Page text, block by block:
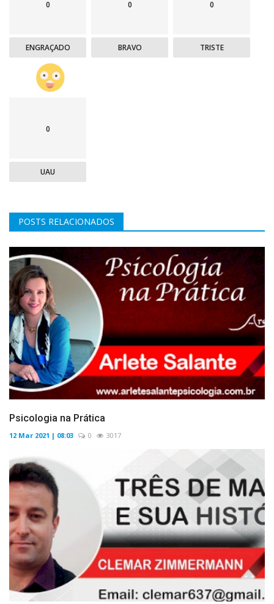
0
ENGRAÇADO
0
BRAVO
0
TRISTE
0
UAU
POSTS RELACIONADOS
Psicologia na Prática
12 Mar 2021 | 08:03 0 3017